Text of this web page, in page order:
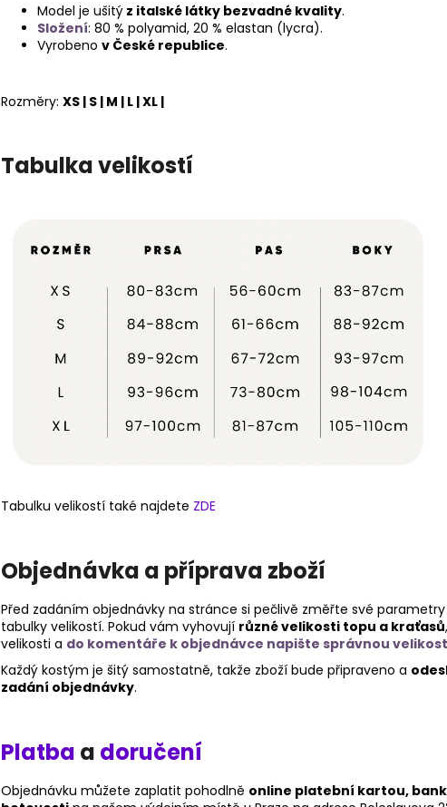
Model je ušitý z italské látky bezvadné kvality.
Složení: 80 % polyamid, 20 % elastan (lycra).
Vyrobeno v České republice.
Rozměry: XS | S | M | L | XL |
Tabulka velikostí
Tabulku velikostí také najdete ZDE
Objednávka a příprava zboží
Před zadáním objednávky na stránce si pečlivě změřte své
tabulky velikostí. Pokud vám vyhovují různé velikosti topu a kraťasů
velikosti a do komentáře k objednávce napište správnou
Každý kostým je šitý samostatně, takže zboží bude připraveno a
zadání objednávky.
Platba a doručení
Objednávku můžete zaplatit pohodlně online platební kartou,